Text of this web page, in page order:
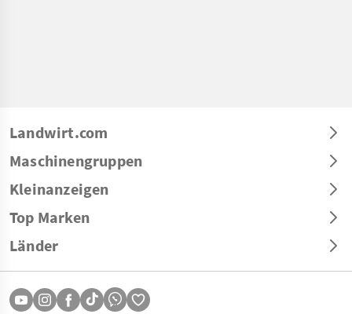
Landwirt.com
Maschinengruppen
Kleinanzeigen
Top Marken
Länder